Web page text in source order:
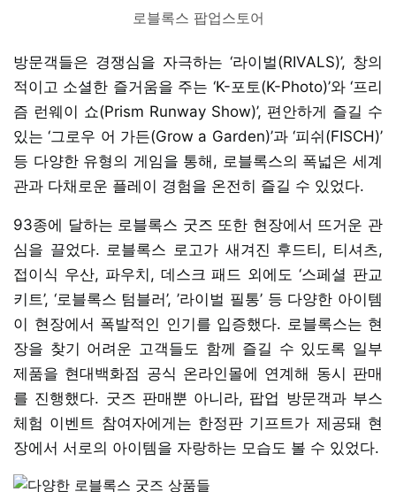
로블록스 팝업스토어
방문객들은 경쟁심을 자극하는 ‘라이벌(RIVALS)’, 창의
적이고 소셜한 즐거움을 주는 ‘K-포토(K-Photo)’와 ‘프리
즘 런웨이 쇼(Prism Runway Show)’, 편안하게 즐길 수
있는 ‘그로우 어 가든(Grow a Garden)’과 ‘피쉬(FISCH)’
등 다양한 유형의 게임을 통해, 로블록스의 폭넓은 세계
관과 다채로운 플레이 경험을 온전히 즐길 수 있었다.
93종에 달하는 로블록스 굿즈 또한 현장에서 뜨거운 관
심을 끌었다. 로블록스 로고가 새겨진 후드티, 티셔츠,
접이식 우산, 파우치, 데스크 패드 외에도 ‘스페셜 판교
키트’, ‘로블록스 텀블러’, ’라이벌 필통’ 등 다양한 아이템
이 현장에서 폭발적인 인기를 입증했다. 로블록스는 현
장을 찾기 어려운 고객들도 함께 즐길 수 있도록 일부
제품을 현대백화점 공식 온라인몰에 연계해 동시 판매
를 진행했다. 굿즈 판매뿐 아니라, 팝업 방문객과 부스
체험 이벤트 참여자에게는 한정판 기프트가 제공돼 현
장에서 서로의 아이템을 자랑하는 모습도 볼 수 있었다.